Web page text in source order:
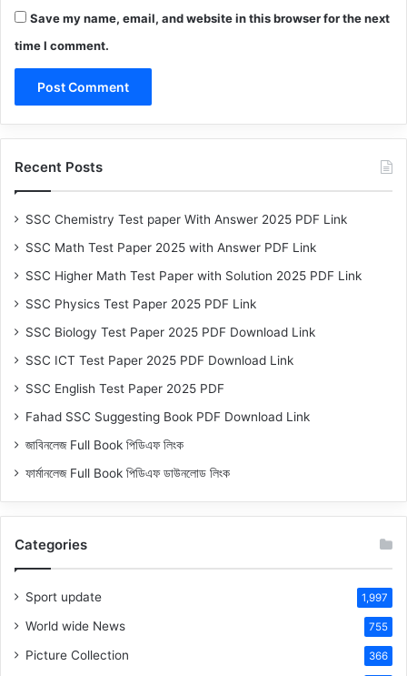
Save my name, email, and website in this browser for the next
time I comment.
Recent Posts
SSC Chemistry Test paper With Answer 2025 PDF Link
SSC Math Test Paper 2025 with Answer PDF Link
SSC Higher Math Test Paper with Solution 2025 PDF Link
SSC Physics Test Paper 2025 PDF Link
SSC Biology Test Paper 2025 PDF Download Link
SSC ICT Test Paper 2025 PDF Download Link
SSC English Test Paper 2025 PDF
Fahad SSC Suggesting Book PDF Download Link
জাবিনলেজ Full Book পিডিএফ লিংক
ফার্মানলেজ Full Book পিডিএফ ডাউনলোড লিংক
Categories
Sport update 1,997
World wide News 755
Picture Collection 366